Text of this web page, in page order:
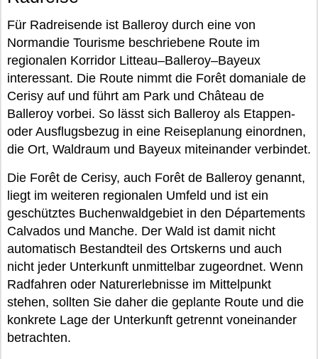
Für Radreisende ist Balleroy durch eine von
Normandie Tourisme beschriebene Route im
regionalen Korridor Litteau–Balleroy–Bayeux
interessant. Die Route nimmt die Forêt domaniale de
Cerisy auf und führt am Park und Château de
Balleroy vorbei. So lässt sich Balleroy als Etappen-
oder Ausflugsbezug in eine Reiseplanung einordnen,
die Ort, Waldraum und Bayeux miteinander verbindet.
Die Forêt de Cerisy, auch Forêt de Balleroy genannt,
liegt im weiteren regionalen Umfeld und ist ein
geschütztes Buchenwaldgebiet in den Départements
Calvados und Manche. Der Wald ist damit nicht
automatisch Bestandteil des Ortskerns und auch
nicht jeder Unterkunft unmittelbar zugeordnet. Wenn
Radfahren oder Naturerlebnisse im Mittelpunkt
stehen, sollten Sie daher die geplante Route und die
konkrete Lage der Unterkunft getrennt voneinander
betrachten.